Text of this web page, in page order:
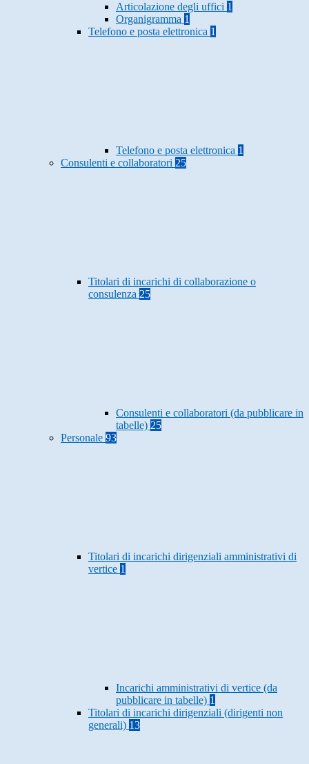
Articolazione degli uffici 1
Organigramma 1
Telefono e posta elettronica 1
Telefono e posta elettronica 1
Consulenti e collaboratori 25
Titolari di incarichi di collaborazione o
consulenza 25
Consulenti e collaboratori (da pubblicare in
tabelle) 25
Personale 93
Titolari di incarichi dirigenziali amministrativi di
vertice 1
Incarichi amministrativi di vertice (da
pubblicare in tabelle) 1
Titolari di incarichi dirigenziali (dirigenti non
generali) 13